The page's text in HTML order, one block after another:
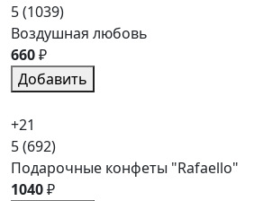
5(1039)
Воздушная любовь
660₽
Добавить
+21
5(692)
Подарочные конфеты "Rafaello"
1040₽